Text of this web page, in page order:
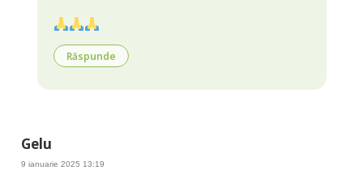
Răspunde
Gelu
9 ianuarie 2025 13:19